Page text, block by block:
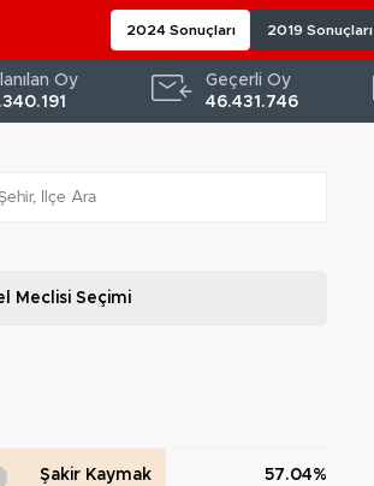
2024 Sonuçları 2019 Sonuçları
Oy
Geçerli Oy
46.431.746
MeclisiSeçimi
Şakir Kaymak 57.04%